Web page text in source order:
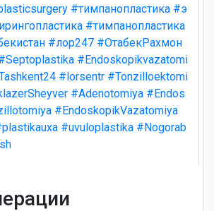
#тимпанопластика #э
#тимпанопластика
#лор247 #ОтабекРахмон
#Endoskopikvazatomi
#lorsentr #Tonzilloektomi
#Adenotomiya #Endos
#EndoskopikVazatomiya
#uvuloplastika #Nogorab